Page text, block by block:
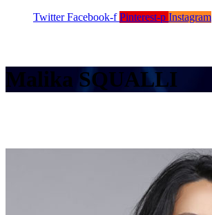
Twitter Facebook-f Pinterest-p Instagram
Malika SQUALLI